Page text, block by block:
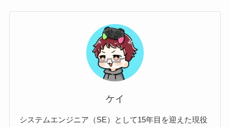
ケイ
システムエンジニア（SE）として15年目を迎えた現役